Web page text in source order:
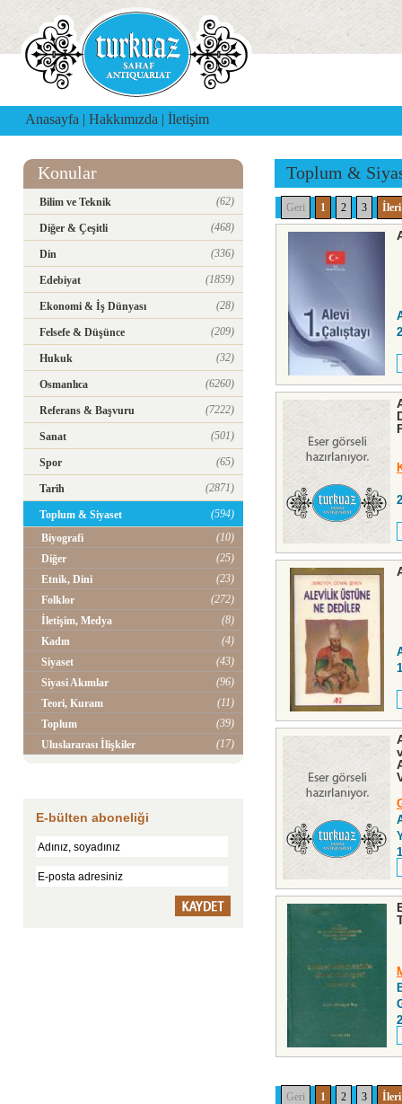
Anasayfa | Hakkımızda | İletişim
Konular
Bilim ve Teknik (62)
Diğer & Çeşitli (468)
Din (336)
Edebiyat (1859)
Ekonomi & İş Dünyası (28)
Felsefe & Düşünce (209)
Hukuk (32)
Osmanlıca (6260)
Referans & Başvuru (7222)
Sanat (501)
Spor (65)
Tarih (2871)
Toplum & Siyaset
(594)
Biyografi
(10)
Diğer
(25)
Etnik, Dini
(23)
Folklor
(272)
İletişim, Medya
(8)
Kadın
(4)
Siyaset
(43)
Siyasi Akımlar
(96)
Teori, Kuram
(11)
Toplum
(39)
Uluslararası İlişkiler
(17)
E-bülten aboneliği
Toplum &
Geri 1 2 3 İleri
Geri 1 2 3 İleri